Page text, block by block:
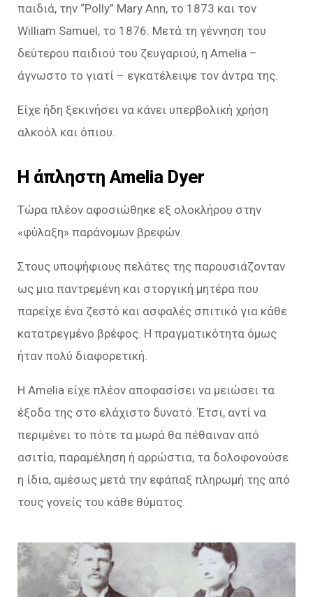
παιδιά, την “Polly” Mary Ann, το 1873 και τον
William Samuel, το 1876. Μετά τη γέννηση του
δεύτερου παιδιού του ζευγαριού, η Amelia –
άγνωστο το γιατί – εγκατέλειψε τον άντρα της.
Είχε ήδη ξεκινήσει να κάνει υπερβολική χρήση
αλκοόλ και όπιου.
Η άπληστη Amelia Dyer
Τώρα πλέον αφοσιώθηκε εξ ολοκλήρου στην
«φύλαξη» παράνομων βρεφών.
Στους υποψήφιους πελάτες της παρουσιάζονταν
ως μια παντρεμένη και στοργική μητέρα που
παρείχε ένα ζεστό και ασφαλές σπιτικό για κάθε
κατατρεγμένο βρέφος. Η πραγματικότητα όμως
ήταν πολύ διαφορετική.
H Amelia είχε πλέον αποφασίσει να μειώσει τα
έξοδα της στο ελάχιστο δυνατό. Έτσι, αντί να
περιμένει το πότε τα μωρά θα πέθαιναν από
ασιτία, παραμέληση ή αρρώστια, τα δολοφονούσε
η ίδια, αμέσως μετά την εφάπαξ πληρωμή της από
τους γονείς του κάθε θύματος.